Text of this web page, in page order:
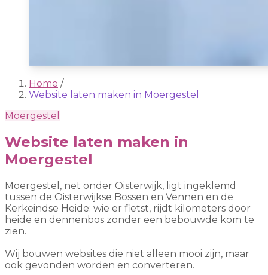
Home /
Website laten maken in Moergestel
Moergestel
Website laten maken in
Moergestel
Moergestel, net onder Oisterwijk, ligt ingeklemd
tussen de Oisterwijkse Bossen en Vennen en de
Kerkeindse Heide: wie er fietst, rijdt kilometers door
heide en dennenbos zonder een bebouwde kom te
zien.
Wij bouwen websites die niet alleen mooi zijn, maar
ook gevonden worden en converteren.